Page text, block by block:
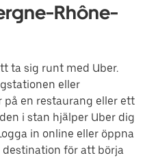
Rhône-
ta sig runt med Uber.
eller
en restaurang eller ett
i stan hjälper Uber dig
in online eller öppna
för att börja